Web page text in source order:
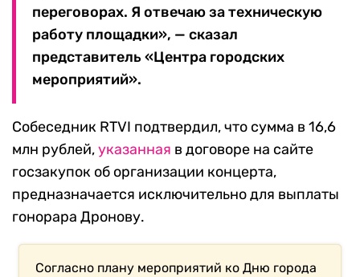
переговорах. Я отвечаю за техническую
работу площадки», — сказал
представитель «Центра городских
мероприятий».
Собеседник RTVI подтвердил, что сумма в 16,6
млн рублей,указанная в договоре на сайте
госзакупок об организации концерта,
предназначается исключительно для выплаты
гонорара Дронову.
Согласно плану мероприятий ко Дню города